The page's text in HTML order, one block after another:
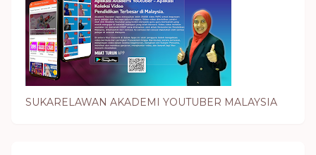
SUKARELAWAN AKADEMI YOUTUBER MALAYSIA